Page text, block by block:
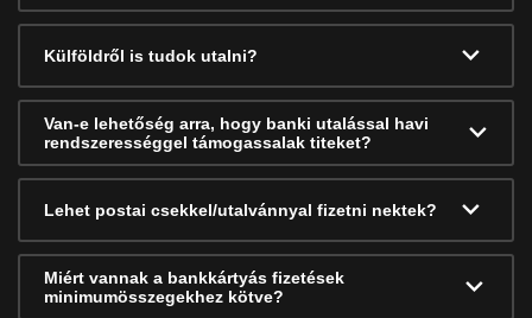
Külföldről is tudok utalni?
Van-e lehetőség arra, hogy banki utalással havi
rendszerességgel támogassalak titeket?
Lehet postai csekkel/utalvánnyal fizetni nektek?
Miért vannak a bankkártyás fizetések
minimumösszegekhez kötve?